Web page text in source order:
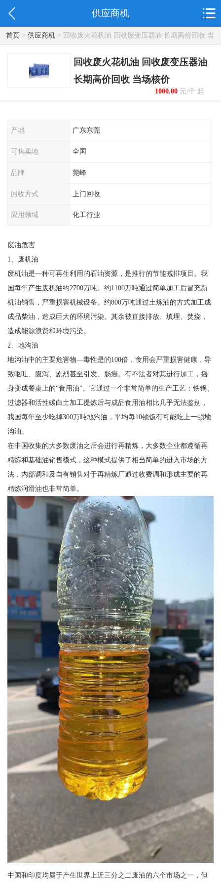
供应商机
首页> 供应商机> 回收废火花机油 回收废变压器油 长期高价回收 当
场核价
回收废火花机油 回收废变压器油
长期高价回收 当场核价
1000.00元/个 起
产地 广东东莞
可售卖地 全国
品牌 莞峰
回收方式 上门回收
应用领域 化工行业
废油危害
1、废机油
废机油是一种可再生利用的石油资源，是推行的节能减排项目。我
国每年产生废机油约2700万吨。约1100万吨通过简单加工后冒充新
机油销售，严重损害机械设备。约800万吨通过土炼油的方式加工成
成品柴油，造成巨大的环境污染。其余被直接排放、填埋、焚烧，
造成能源浪费和环境污染。
2、地沟油
地沟油中的主要危害物—毒性是的100倍，食用会严重损害健康，导
致呕吐、腹泻、剧烈甚至引发、肠癌。有不法者对其进行加工，摇
身变成餐桌上的“食用油”。它通过一个非常简单的生产工艺：铁锅、
过滤器和活性碳白土加工提炼后与成品食用油相比几乎无法鉴别，
我国每年至少吃掉300万吨地沟油，平均每10顿饭有可能吃上一顿地
沟油。
在中国收集的大多数废油之后会进行再精炼，大多数企业都遵循再
精炼和基础油销售模式，这种模式提供了相当简单的进入市场的方
法，内部调和及自有销售对于再精炼厂通过收费调和形成主要的再
精炼润滑油也非常简单。
中国和印度均属于产生世界上近三分之二废油的六个市场之一，但